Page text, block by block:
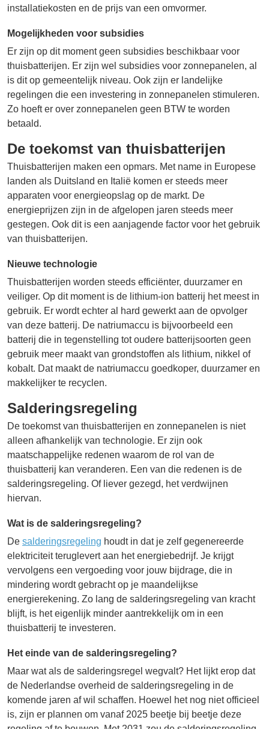
installatiekosten en de prijs van een omvormer.
Mogelijkheden voor subsidies
Er zijn op dit moment geen subsidies beschikbaar voor
thuisbatterijen. Er zijn wel subsidies voor zonnepanelen, al
is dit op gemeentelijk niveau. Ook zijn er landelijke
regelingen die een investering in zonnepanelen stimuleren.
Zo hoeft er over zonnepanelen geen BTW te worden
betaald.
De toekomst van thuisbatterijen
Thuisbatterijen maken een opmars. Met name in Europese
landen als Duitsland en Italië komen er steeds meer
apparaten voor energieopslag op de markt. De
energieprijzen zijn in de afgelopen jaren steeds meer
gestegen. Ook dit is een aanjagende factor voor het gebruik
van thuisbatterijen.
Nieuwe technologie
Thuisbatterijen worden steeds efficiënter, duurzamer en
veiliger. Op dit moment is de lithium-ion batterij het meest in
gebruik. Er wordt echter al hard gewerkt aan de opvolger
van deze batterij. De natriumaccu is bijvoorbeeld een
batterij die in tegenstelling tot oudere batterijsoorten geen
gebruik meer maakt van grondstoffen als lithium, nikkel of
kobalt. Dat maakt de natriumaccu goedkoper, duurzamer en
makkelijker te recyclen.
Salderingsregeling
De toekomst van thuisbatterijen en zonnepanelen is niet
alleen afhankelijk van technologie. Er zijn ook
maatschappelijke redenen waarom de rol van de
thuisbatterij kan veranderen. Een van die redenen is de
salderingsregeling. Of liever gezegd, het verdwijnen
hiervan.
Wat is de salderingsregeling?
De salderingsregeling houdt in dat je zelf gegenereerde
elektriciteit teruglevert aan het energiebedrijf. Je krijgt
vervolgens een vergoeding voor jouw bijdrage, die in
mindering wordt gebracht op je maandelijkse
energierekening. Zo lang de salderingsregeling van kracht
blijft, is het eigenlijk minder aantrekkelijk om in een
thuisbatterij te investeren.
Het einde van de salderingsregeling?
Maar wat als de salderingsregel wegvalt? Het lijkt erop dat
de Nederlandse overheid de salderingsregeling in de
komende jaren af wil schaffen. Hoewel het nog niet officieel
is, zijn er plannen om vanaf 2025 beetje bij beetje deze